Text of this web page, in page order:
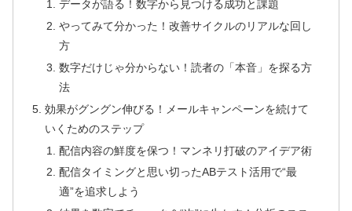
データが語る！数字から見つける成功と課題
やってみて分かった！改善サイクルのリアルな回し
方
数字だけじゃ分からない！読者の「本音」を探る方
法
効果がグングン伸びる！メールキャンペーンを続けて
いくためのステップ
配信内容の鮮度を保つ！マンネリ打破のアイデア術
配信タイミングと思い切ったABテスト活用で“最
適”を追求しよう